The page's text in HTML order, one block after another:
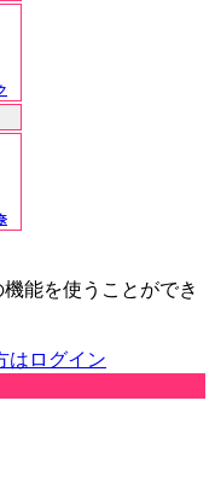
能を使うことができ
はログイン